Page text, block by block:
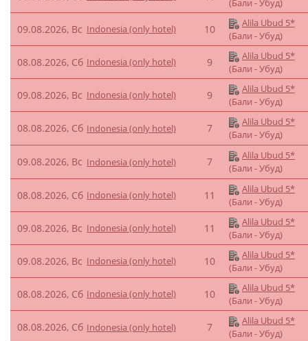
09.08.2026, Вс Indonesia (only hotel) 10
Alila Ubud 5*
(Бали - Убуд)
08.08.2026, Сб Indonesia (only hotel) 9
Alila Ubud 5*
(Бали - Убуд)
09.08.2026, Вс Indonesia (only hotel) 9
Alila Ubud 5*
(Бали - Убуд)
08.08.2026, Сб Indonesia (only hotel) 7
Alila Ubud 5*
(Бали - Убуд)
09.08.2026, Вс Indonesia (only hotel) 7
Alila Ubud 5*
(Бали - Убуд)
08.08.2026, Сб Indonesia (only hotel) 11
Alila Ubud 5*
(Бали - Убуд)
09.08.2026, Вс Indonesia (only hotel) 11
Alila Ubud 5*
(Бали - Убуд)
09.08.2026, Вс Indonesia (only hotel) 10
Alila Ubud 5*
(Бали - Убуд)
08.08.2026, Сб Indonesia (only hotel) 10
Alila Ubud 5*
(Бали - Убуд)
08.08.2026, Сб Indonesia (only hotel) 7
Alila Ubud 5*
(Бали - Убуд)